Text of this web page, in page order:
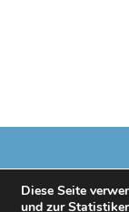
Diese Seite
und zur